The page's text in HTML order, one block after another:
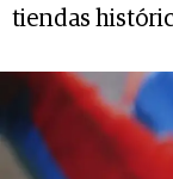
tiendas